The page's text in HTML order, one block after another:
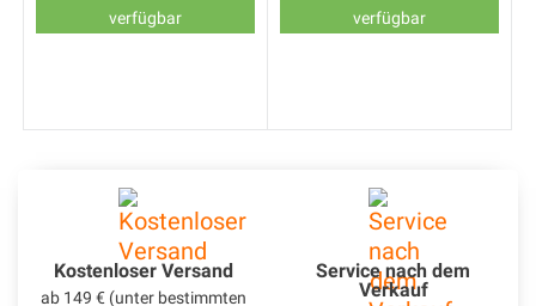
verfügbar
verfügbar
Kostenloser Versand
ab 149 € (unter bestimmten
Service nach dem
Verkauf